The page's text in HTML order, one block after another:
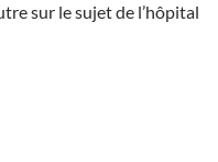
sur le sujet de l’hôpital